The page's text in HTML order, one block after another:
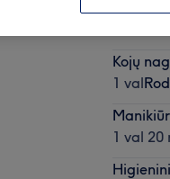
Kojų
1 val
1 val 20